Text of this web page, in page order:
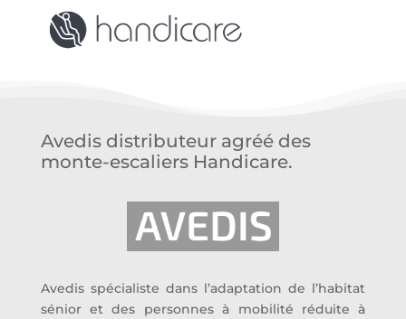
Avedis distributeur agréé des
monte-escaliers Handicare.
Avedis spécialiste dans l’adaptation de l’habitat
sénior et des personnes à mobilité réduite à